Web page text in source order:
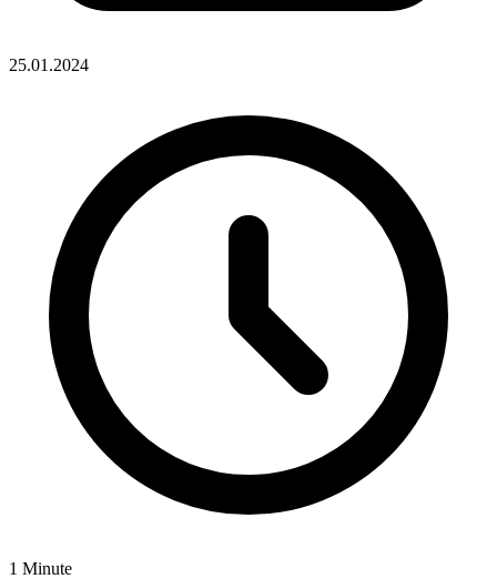
25.01.2024
1 Minute